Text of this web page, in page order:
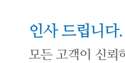
인사 드립니다.
모든 고객이 신뢰